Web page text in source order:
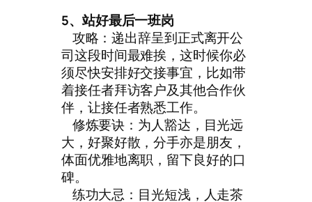
5、站好最后一班岗
攻略：递出辞呈到正式离开公
司这段时间最难挨，这时候你必
须尽快安排好交接事宜，比如带
着接任者拜访客户及其他合作伙
伴，让接任者熟悉工作。
修炼要诀：为人豁达，目光远
大，好聚好散，分手亦是朋友，
体面优雅地离职，留下良好的口
碑。
练功大忌：目光短浅，人走茶